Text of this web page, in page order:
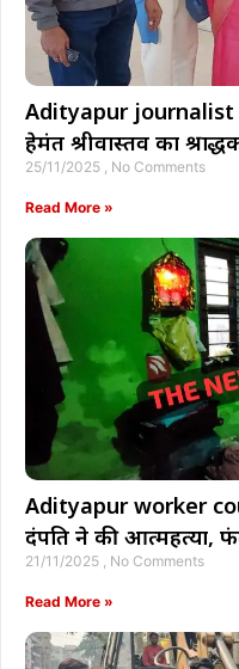
Adityapur journalist
हेमंत श्रीवास्तव का
25/11/2025 No Comments
Read More »
Adityapur worker
दंपति ने की आत्महत्या,
21/11/2025 No Comments
Read More »